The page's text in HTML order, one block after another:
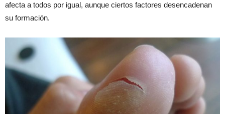
afecta a todos por igual, aunque ciertos factores desencadenan
su formación.